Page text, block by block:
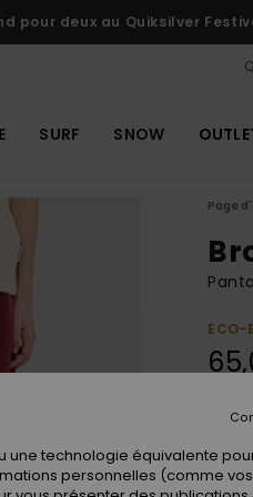
pour deux au Quiksilver
SURF SNOW
Page
ECO-
une technologie équivalente
personnelles (comme